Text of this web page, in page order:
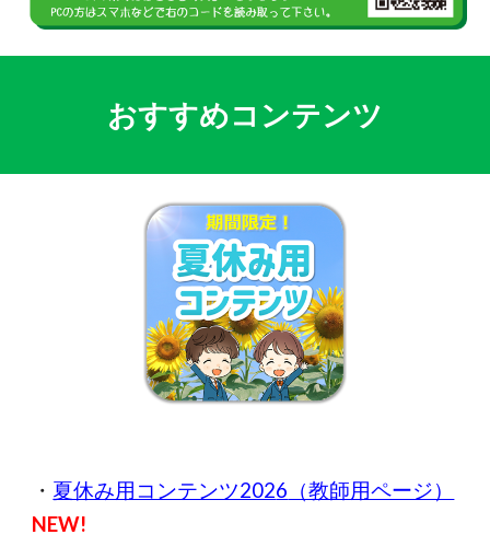
おすすめコンテンツ
・ 夏休み用コンテンツ2026 （教師用ページ）
NEW!